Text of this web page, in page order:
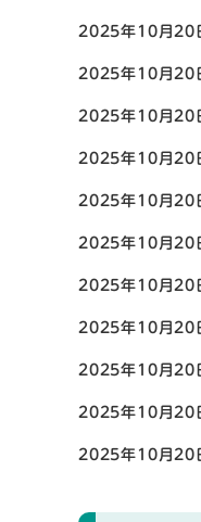
2025年10月20
2025年10月20
2025年10月20
2025年10月20
2025年10月20
2025年10月20
2025年10月20
2025年10月20
2025年10月20
2025年10月20
2025年10月20